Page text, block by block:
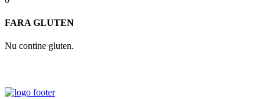
FARA GLUTEN
Nu contine gluten.